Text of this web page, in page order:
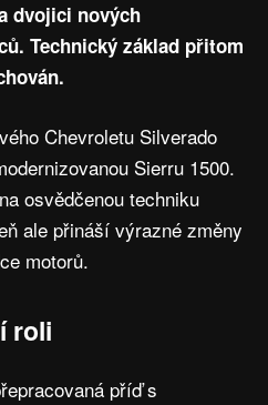
dvojici nových
Technický základ přitom
Chevroletu Silverado
Sierru 1500.
osvědčenou techniku
ale přináší výrazné změny
motorů.
roli
příď s